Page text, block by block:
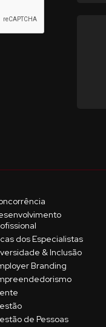
dos Especialistas
& Inclusão
Branding
de Pessoas